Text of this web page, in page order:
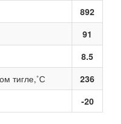
892
91
8.5
тигле,˚С
236
-20